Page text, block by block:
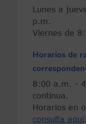
Lunes a
p.m.
Viernes de
Horarios de
8:00 a.m. -
Horarios en
consulta aquí